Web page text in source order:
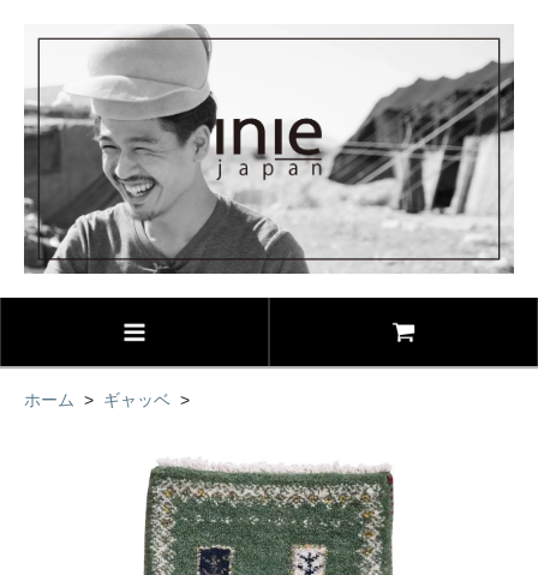
ホーム > ギャッベ >